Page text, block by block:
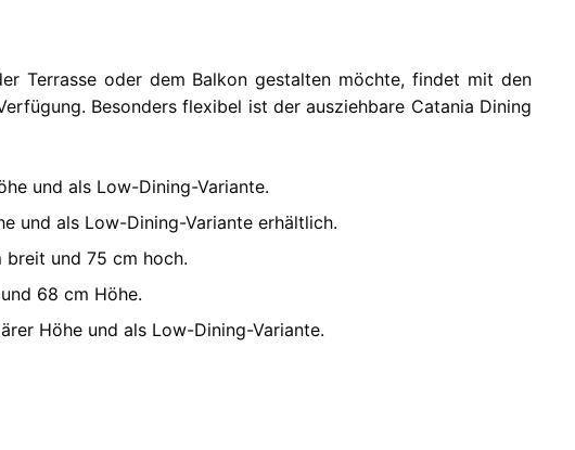
Terrasse oder dem Balkon gestalten möchte, findet mit den
Besonders flexibel ist der ausziehbare Catania Dining
und als Low-Dining-Variante.
und als Low-Dining-Variante erhältlich.
breit und 75 cm hoch.
68 cm Höhe.
Höhe und als Low-Dining-Variante.